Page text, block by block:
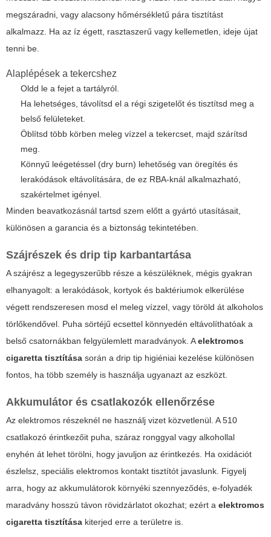
megszáradni, vagy alacsony hőmérsékletű pára tisztítást
alkalmazz. Ha az íz égett, rasztaszerű vagy kellemetlen, ideje újat
tenni be.
Alaplépések a tekercshez
Oldd le a fejet a tartályról.
Ha lehetséges, távolítsd el a régi szigetelőt és tisztítsd meg a
belső felületeket.
Öblítsd több körben meleg vízzel a tekercset, majd szárítsd
meg.
Könnyű leégetéssel (dry burn) lehetőség van öregítés és
lerakódások eltávolítására, de ez RBA-knál alkalmazható,
szakértelmet igényel.
Minden beavatkozásnál tartsd szem előtt a gyártó utasításait,
különösen a garancia és a biztonság tekintetében.
Szájrészek és drip tip karbantartása
A szájrész a legegyszerűbb része a készüléknek, mégis gyakran
elhanyagolt: a lerakódások, kortyok és baktériumok elkerülése
végett rendszeresen mosd el meleg vízzel, vagy töröld át alkoholos
törlőkendővel. Puha sörtéjű ecsettel könnyedén eltávolíthatóak a
belső csatornákban felgyülemlett maradványok. Aelektromos
cigaretta tisztítása során a drip tip higiéniai kezelése különösen
fontos, ha több személy is használja ugyanazt az eszközt.
Akkumulátor és csatlakozók ellenőrzése
Az elektromos részeknél ne használj vizet közvetlenül. A 510
csatlakozó érintkezőit puha, száraz ronggyal vagy alkohollal
enyhén át lehet törölni, hogy javuljon az érintkezés. Ha oxidációt
észlelsz, speciális elektromos kontakt tisztítót javaslunk. Figyelj
arra, hogy az akkumulátorok környéki szennyeződés, e-folyadék
maradvány hosszú távon rövidzárlatot okozhat; ezért a elektromos
cigaretta tisztítása kiterjed erre a területre is.